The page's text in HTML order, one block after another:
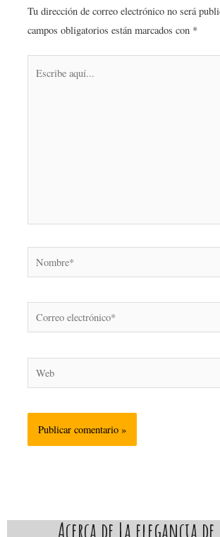
Tu dirección de correo electrónico no será
campos obligatorios están marcados con *
Nombre*
Correo
electrónico*
Web
Acerca de La elegancia